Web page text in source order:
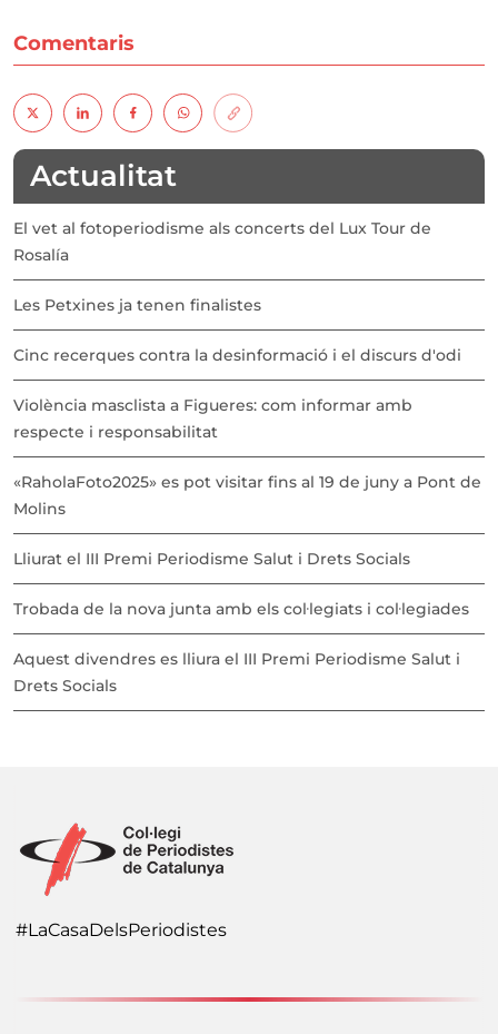
Comentaris
Actualitat
El vet al fotoperiodisme als concerts del Lux Tour de
Rosalía
Les Petxines ja tenen finalistes
Cinc recerques contra la desinformació i el discurs d'odi
Violència masclista a Figueres: com informar amb
respecte i responsabilitat
«RaholaFoto2025» es pot visitar fins al 19 de juny a Pont de
Molins
Lliurat el III Premi Periodisme Salut i Drets Socials
Trobada de la nova junta amb els col·legiats i col·legiades
Aquest divendres es lliura el III Premi Periodisme Salut i
Drets Socials
#LaCasaDelsPeriodistes